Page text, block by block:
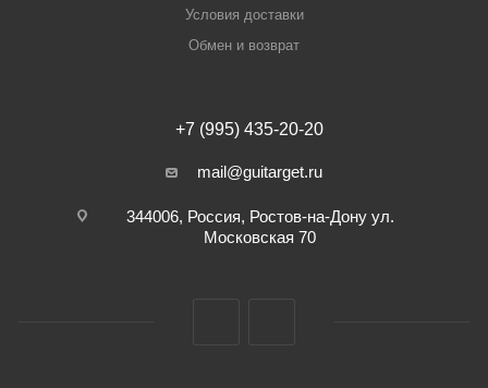
Условия доставки
Обмен и возврат
+7 (995) 435-20-20
mail@guitarget.ru
344006, Россия, Ростов-на-Дону ул.
Московская 70